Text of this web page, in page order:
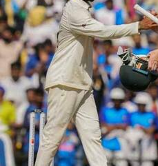
செய்தி முன்னோட்டம்
இந்தியா மற்றும்
போட்டியில் டாஸ்
முன்னதாக,
வெற்றி பெற்றது.
இந்நிலையில்,